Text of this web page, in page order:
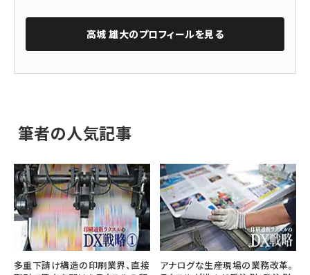
高城 雄大のプロフィールを見る
筆者の人気記事
多重下請け構造の印刷業界、直接
アナログな生産現場の業務改革。